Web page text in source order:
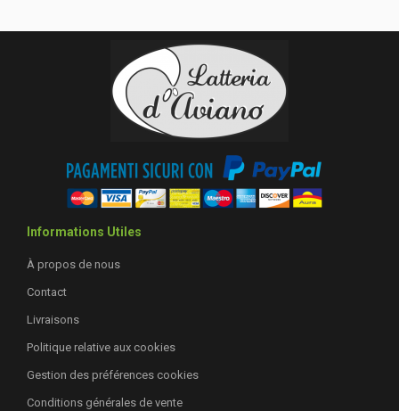
Informations Utiles
À propos de nous
Contact
Livraisons
Politique relative aux cookies
Gestion des préférences cookies
Conditions générales de vente